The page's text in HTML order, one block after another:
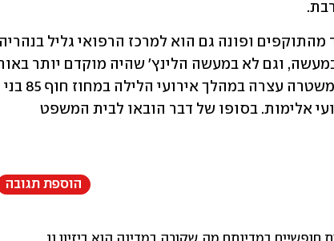
הוספת תגובה